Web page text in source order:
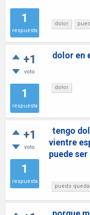
1
respuesta
dolor
+1
voto
1
respuesta
dolor en
dolor
+1
voto
1
respuesta
tengo
vientre
puede
puedo